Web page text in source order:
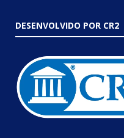
DESENVOLVIDO POR CR2